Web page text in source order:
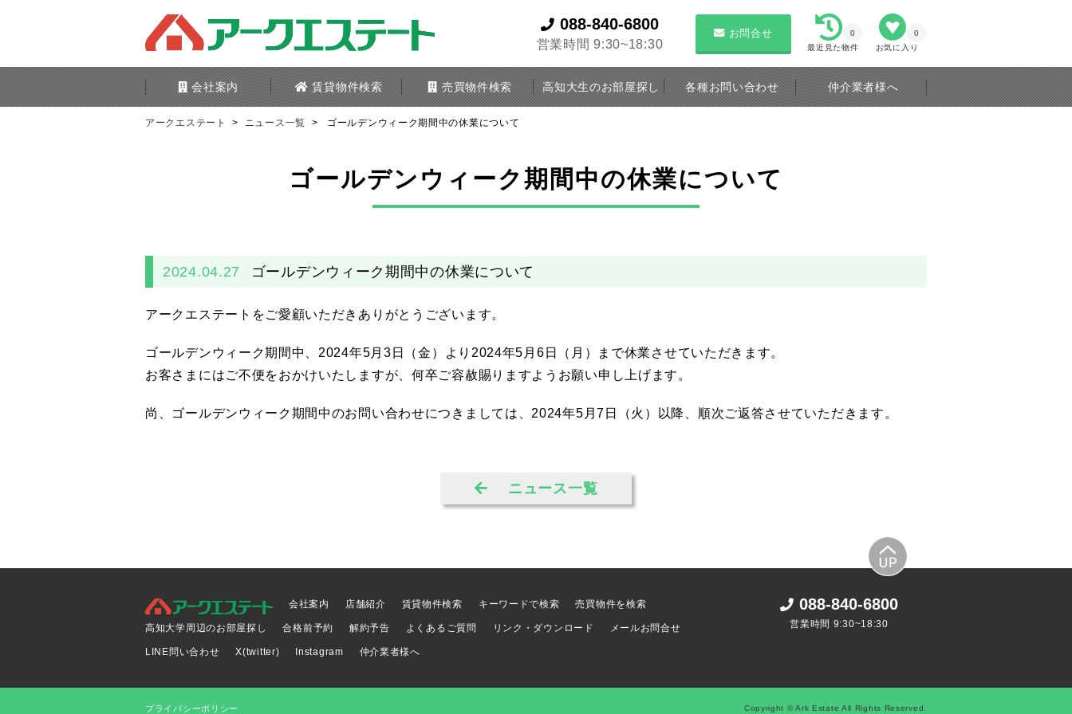
お気に入り
0
最近見た物件
0
お問合せ
088-840-6800
営業時間 9:30~18:30
会社案内 賃貸物件検索 売買物件検索 高知大生のお部屋探し 各種お問い合わせ 仲介業者様へ
アークエステート > ニュース一覧 > ゴールデンウィーク期間中の休業について
ゴールデンウィーク期間中の休業について
2024.04.27 ゴールデンウィーク期間中の休業について
アークエステートをご愛顧いただきありがとうございます。
ゴールデンウィーク期間中、2024年5月3日（金）より2024年5月6日（月）まで休業させていただきます。
お客さまにはご不便をおかけいたしますが、何卒ご容赦賜りますようお願い申し上げます。
尚、ゴールデンウィーク期間中のお問い合わせにつきましては、2024年5月7日（火）以降、順次ご返答させていただきます。
ニュース一覧
会社案内 店舗紹介 賃貸物件検索 キーワードで検索 売買物件を検索
高知大学周辺のお部屋探し 合格前予約 解約予告 よくあるご質問 リンク・ダウンロード メールお問合せ
LINE問い合わせ X(twitter) Instagram 仲介業者様へ
088-840-6800
営業時間 9:30~18:30
プライバシーポリシー Copyright © Ark Estate All Rights Reserved.